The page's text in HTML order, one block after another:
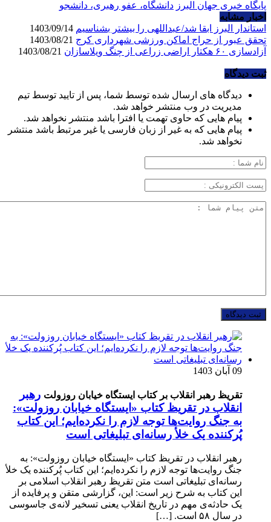
پایگاه خبری جهان البرز دانشگاه، عفو رهبری، دانشجو
اخبار مشابه
استاندار البرز ابقا شد/عبداللهی را بیشتر بشناسیم
تحقق عبور از حراج اماکن ورزشی شهرداری کرج
آزادسازی ۶۰ هکتار اراضی زراعی از چنگ ویلاسازان
ثبت دیدگاه
دیدگاه های ارسال شده توسط شما، پس از تایید توسط تیم
مدیریت در وب منتشر خواهد شد.
پیام هایی که حاوی تهمت یا افترا باشد منتشر نخواهد شد.
پیام هایی که به غیر از زبان فارسی یا غیر مرتبط باشد منتشر
نخواهد شد.
09 آبان 1403
تقریظ رهبر انقلاب بر کتاب ایستگاه خیابان روزولت رهبر
انقلاب در تقریظ کتاب «ایستگاه خیابان روزولت»:
به جنگ روایت‌ها توجه لازم را نکرده‌ایم؛ این کتاب
پُرکننده‌ یک خلأ رسانه‌ای تبلیغاتی است
رهبر انقلاب در تقریظ کتاب «ایستگاه خیابان روزولت»: به
جنگ روایت‌ها توجه لازم را نکرده‌ایم؛ این کتاب پُرکننده‌ یک خلأ
رسانه‌ای تبلیغاتی است متن تقریظ رهبر انقلاب اسلامی بر
این کتاب به شرح زیر است: این، گزارشی متقن و پرفایده از
یک حادثه‌ی مهم در تاریخ انقلاب یعنی تسخیر لانه‌ی جاسوسی
در سال ۵۸ است. […]